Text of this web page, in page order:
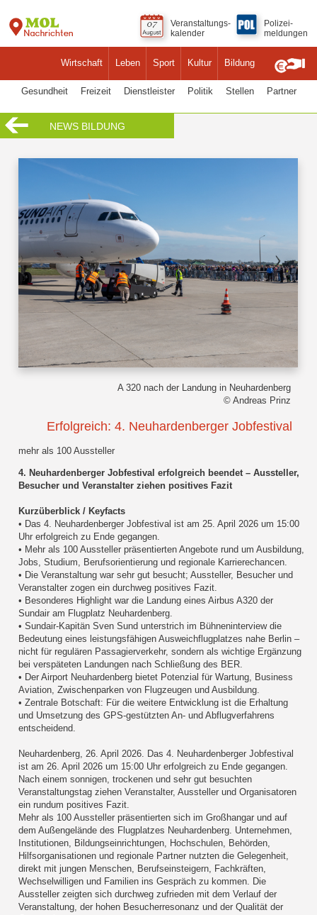
Wirtschaft Leben Sport Kultur Bildung
Veranstaltungs-
kalender
Polizei-
meldungen
Gesundheit Freizeit Dienstleister Politik Stellen Partner
NEWS BILDUNG
A 320 nach der Landung in Neuhardenberg
© Andreas Prinz
Erfolgreich: 4. Neuhardenberger Jobfestival
mehr als 100 Aussteller
4. Neuhardenberger Jobfestival erfolgreich beendet – Aussteller,
Besucher und Veranstalter ziehen positives Fazit
Kurzüberblick / Keyfacts
• Das 4. Neuhardenberger Jobfestival ist am 25. April 2026 um 15:00
Uhr erfolgreich zu Ende gegangen.
• Mehr als 100 Aussteller präsentierten Angebote rund um Ausbildung,
Jobs, Studium, Berufsorientierung und regionale Karrierechancen.
• Die Veranstaltung war sehr gut besucht; Aussteller, Besucher und
Veranstalter zogen ein durchweg positives Fazit.
• Besonderes Highlight war die Landung eines Airbus A320 der
Sundair am Flugplatz Neuhardenberg.
• Sundair-Kapitän Sven Sund unterstrich im Bühneninterview die
Bedeutung eines leistungsfähigen Ausweichflugplatzes nahe Berlin –
nicht für regulären Passagierverkehr, sondern als wichtige Ergänzung
bei verspäteten Landungen nach Schließung des BER.
• Der Airport Neuhardenberg bietet Potenzial für Wartung, Business
Aviation, Zwischenparken von Flugzeugen und Ausbildung.
• Zentrale Botschaft: Für die weitere Entwicklung ist die Erhaltung
und Umsetzung des GPS-gestützten An- und Abflugverfahrens
entscheidend.
Neuhardenberg, 26. April 2026. Das 4. Neuhardenberger Jobfestival
ist am 26. April 2026 um 15:00 Uhr erfolgreich zu Ende gegangen.
Nach einem sonnigen, trockenen und sehr gut besuchten
Veranstaltungstag ziehen Veranstalter, Aussteller und Organisatoren
ein rundum positives Fazit.
Mehr als 100 Aussteller präsentierten sich im Großhangar und auf
dem Außengelände des Flugplatzes Neuhardenberg. Unternehmen,
Institutionen, Bildungseinrichtungen, Hochschulen, Behörden,
Hilfsorganisationen und regionale Partner nutzten die Gelegenheit,
direkt mit jungen Menschen, Berufseinsteigern, Fachkräften,
Wechselwilligen und Familien ins Gespräch zu kommen. Die
Aussteller zeigten sich durchweg zufrieden mit dem Verlauf der
Veranstaltung, der hohen Besucherresonanz und der Qualität der